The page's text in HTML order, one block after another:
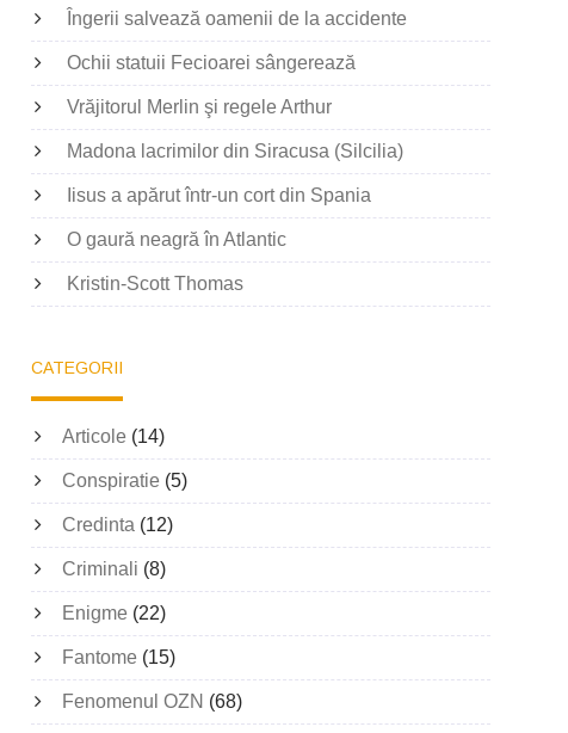
Îngerii salvează oamenii de la accidente
Ochii statuii Fecioarei sângerează
Vrăjitorul Merlin şi regele Arthur
Madona lacrimilor din Siracusa (Silcilia)
Iisus a apărut într-un cort din Spania
O gaură neagră în Atlantic
Kristin-Scott Thomas
CATEGORII
Articole (14)
Conspiratie (5)
Credinta (12)
Criminali (8)
Enigme (22)
Fantome (15)
Fenomenul OZN (68)